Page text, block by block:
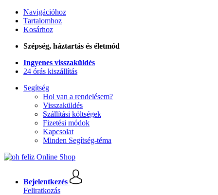
Navigációhoz
Tartalomhoz
Kosárhoz
Szépség, háztartás és életmód
Ingyenes visszaküldés
24 órás kiszállítás
Segítség
Hol van a rendelésem?
Visszaküldés
Szállítási költségek
Fizetési módok
Kapcsolat
Minden Segítség-téma
Bejelentkezés
Feliratkozás